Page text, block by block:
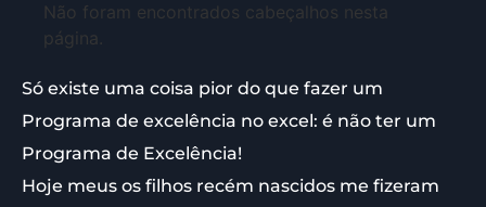
Não foram encontrados cabeçalhos nesta
página.
Só existe uma coisa pior do que fazer um
Programa de excelência no excel: é não ter um
Programa de Excelência!
Hoje meus os filhos recém nascidos me fizeram